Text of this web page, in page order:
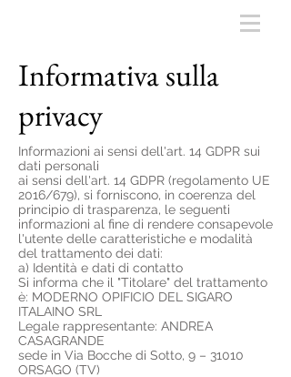
Informativa sulla
privacy
Informazioni ai sensi dell'art. 14 GDPR sui
dati personali
ai sensi dell'art. 14 GDPR (regolamento UE
2016/679), si forniscono, in coerenza del
principio di trasparenza, le seguenti
informazioni al fine di rendere consapevole
l'utente delle caratteristiche e modalità
del trattamento dei dati:
a) Identità e dati di contatto
Si informa che il "Titolare" del trattamento
è: MODERNO OPIFICIO DEL SIGARO
ITALAINO SRL
Legale rappresentante: ANDREA
CASAGRANDE
sede in Via Bocche di Sotto, 9 – 31010
ORSAGO (TV)